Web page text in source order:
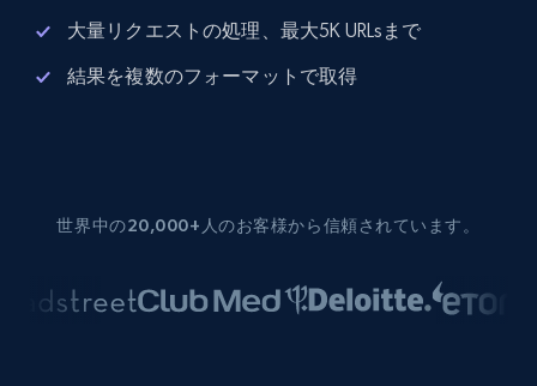
大量リクエストの処理、最大5K URLsまで
結果を複数のフォーマットで取得
世界中の20,000+人のお客様から信頼されています。